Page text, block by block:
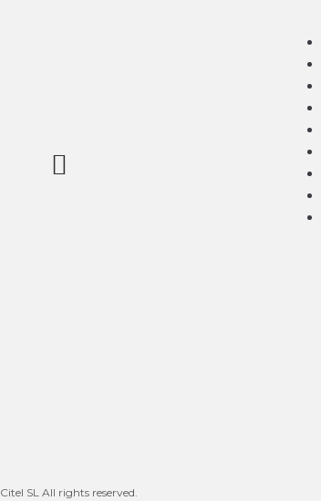
Citel SL All rights reserved.